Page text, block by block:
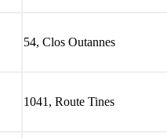
54, Clos Outannes
1041, Route Tines